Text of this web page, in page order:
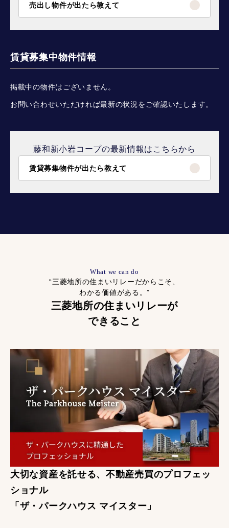
売出し物件が出たら教えて
賃貸募集中物件情報
掲載中の物件はございません。
お問い合わせいただければ最新の状況をご確認いたします。
藤和新小岩コープの最新情報はこちらから
賃貸募集物件が出たら教えて
What we can do
“三菱地所の住まいリレーだからこそ、
わかる価値がある。”
三菱地所の住まいリレーが
できること
大切な資産を託せる、不動産売買のプロフェッ
ショナル
「ザ・パークハウス マイスター」